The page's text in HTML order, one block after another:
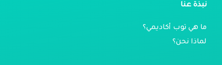
نبذة عنا
ما هي توب أكاديمي؟
لماذا نحن؟